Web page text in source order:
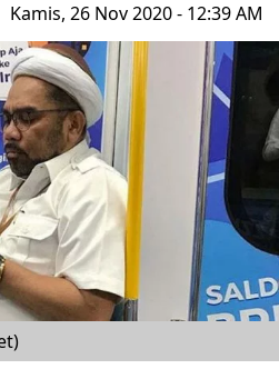
Kamis, 26 Nov 2020 - 12:39 AM